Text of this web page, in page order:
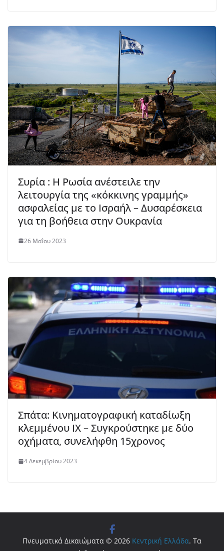
Συρία : Η Ρωσία ανέστειλε την
λειτουργία της «κόκκινης γραμμής»
ασφαλείας με το Ισραήλ – Δυσαρέσκεια
για τη βοήθεια στην Ουκρανία
26 Μαΐου 2023
Σπάτα: Κινηματογραφική καταδίωξη
κλεμμένου ΙΧ – Συγκρούστηκε με δύο
οχήματα, συνελήφθη 15χρονος
4 Δεκεμβρίου 2023
Πνευματικά Δικαιώματα © 2026 Κεντρική Ελλάδα. Τα